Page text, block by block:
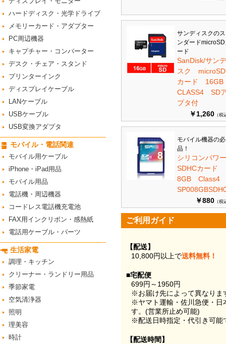
ハードディスク・光学ドライブ
メモリーカード・アダプター
PC周辺機器
キャプチャー・コンバーター
デスク・チェア・スタンド
プリンターインク
ディスプレイケーブル
LANケーブル
USBケーブル
USB変換アダプタ
モバイル・電話関連
モバイル用ケーブル
iPhone・iPad用品
モバイル用品
電話機・周辺機器
コードレス電話機充電池
FAX用インクリボン・感熱紙
電話用ケーブル・パーツ
生活家電
調理・キッチン
クリーナー・ランドリー用品
季節家電
空気清浄器
照明
理美容
時計
サンディスクの
ンダード
ード
SanDisk/サン
スク
カード
CLASS4 SD
プタ付
￥1,260 （税
モバイル機器の
品！
シリコンパ
SDHCカード
8GB
￥880 （税
ご利用ガイド
【配送】
10,800円以上で送料無料！
■宅配便
699円～1950円
※お届け先によって異なりま
※ヤマト運輸・佐川急便・日
す。(営業所止め可能)
※配送日時指定・代引き可能
【配送時間】